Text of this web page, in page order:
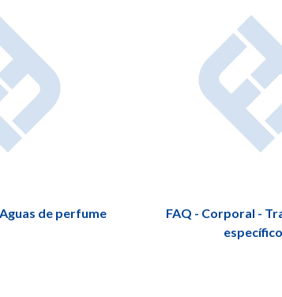
de perfume
FAQ - Corporal -